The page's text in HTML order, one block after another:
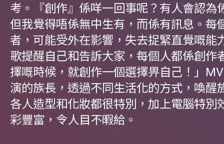
考。『創作』係咩一回事呢？有人會認為
但我覺得唔係無中生有，而係有訊息。每
者，可能受外在影響，失去捉緊直覺嘅能
歌提醒自己和告訴大家，每個人都係創作
擇嘅時候，就創作一個選擇畀自己！」
演的族長，透過不同生活化的方式，喚醒
各人造型和化妝都很特別，加上電腦特別
彩豐富，令人目不暇給。